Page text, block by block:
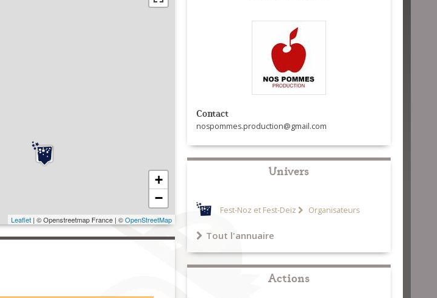
+
−
Leaflet| © Openstreetmap France | ©OpenStreetMap
Contact
nospommes.production@gmail.com
Univers
Fest-Noz et Fest-Deiz Organisateurs
Tout l'annuaire
Actions